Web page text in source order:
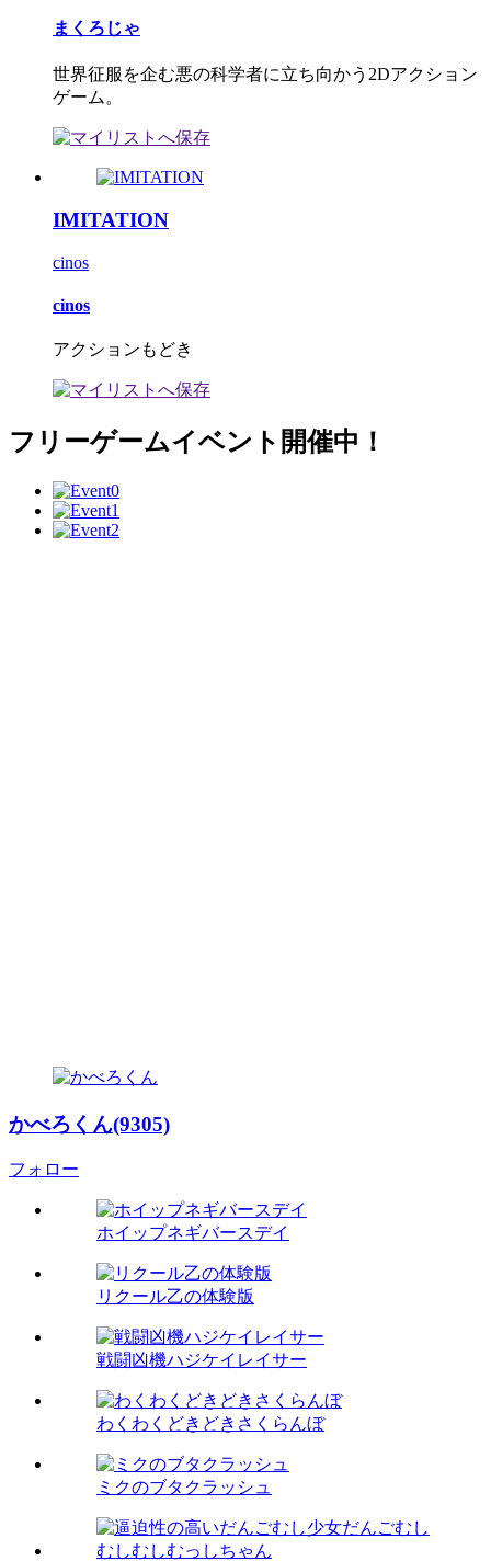
まくろじゃ
世界征服を企む悪の科学者に立ち向かう2Dアクション
ゲーム。
IMITATION
cinos
cinos
アクションもどき
フリーゲームイベント開催中！
かべろくん(9305)
フォロー
ホイップネギバースデイ
リクール乙の体験版
戦闘凶機ハジケイレイサー
わくわくどきどきさくらんぼ
ミクのブタクラッシュ